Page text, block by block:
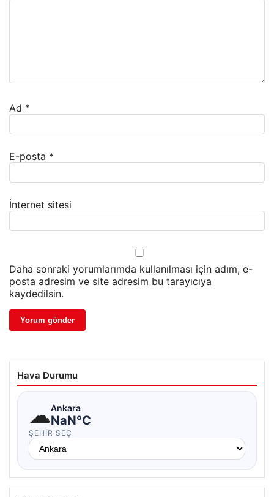
Ad *
E-posta *
İnternet sitesi
Daha sonraki yorumlarımda kullanılması için adım, e-
posta adresim ve site adresim bu tarayıcıya
kaydedilsin.
Hava Durumu
☁Ankara
NaN°C
ŞEHIR SEÇ